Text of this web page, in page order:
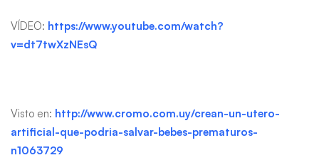
VÍDEO: https://www.youtube.com/watch?
v=dt7twXzNEsQ
Visto en: http://www.cromo.com.uy/crean-un-utero-
artificial-que-podria-salvar-bebes-prematuros-
n1063729